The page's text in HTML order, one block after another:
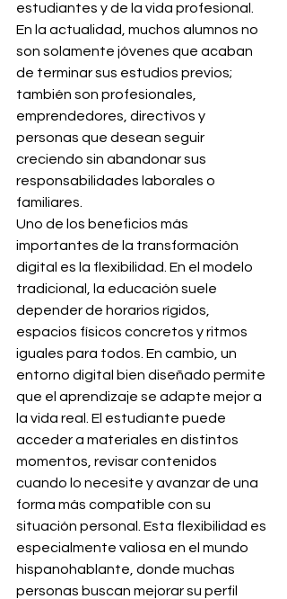
estudiantes y de la vida profesional.
En la actualidad, muchos alumnos no
son solamente jóvenes que acaban
de terminar sus estudios previos;
también son profesionales,
emprendedores, directivos y
personas que desean seguir
creciendo sin abandonar sus
responsabilidades laborales o
familiares.
Uno de los beneficios más
importantes de la transformación
digital es la flexibilidad. En el modelo
tradicional, la educación suele
depender de horarios rígidos,
espacios físicos concretos y ritmos
iguales para todos. En cambio, un
entorno digital bien diseñado permite
que el aprendizaje se adapte mejor a
la vida real. El estudiante puede
acceder a materiales en distintos
momentos, revisar contenidos
cuando lo necesite y avanzar de una
forma más compatible con su
situación personal. Esta flexibilidad es
especialmente valiosa en el mundo
hispanohablante, donde muchas
personas buscan mejorar su perfil